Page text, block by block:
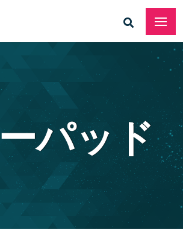
パッド